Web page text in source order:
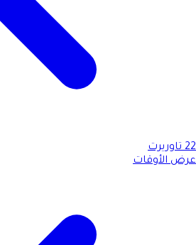
22 تاوريرت
عرض الأوقات